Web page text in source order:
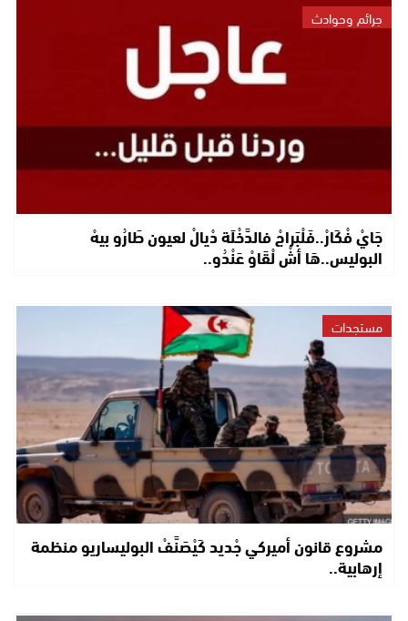
جرائم وحوادث
جَايْ فْكَارْ..فَلْبَراجْ فالدَّخْلَة دْيالْ لعيون طَارُو بيهْ
البوليس..هَا أشْ لْقَاوْ عَنْدُو..
مستجدات
مشروع قانون أميركي جْديد كَيْصَنَّفْ البوليساريو منظمة
إرهابية..